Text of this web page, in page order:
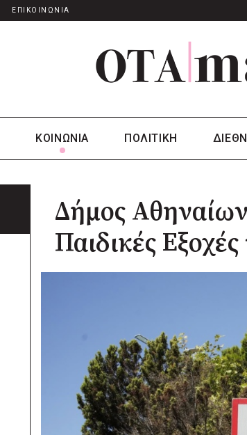
ΕΠΙΚΟΙΝΩΝΙΑ
ΚΟΙΝΩΝΙΑ ΠΟΛΙΤΙΚΗ
Δήμος
Παιδικές